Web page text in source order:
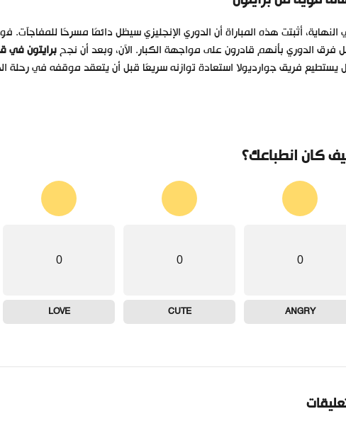
أثبتت هذه المباراة أن الدوري الإنجليزي سيظل دائمًا مسرحًا
فرق الدوري بأنهم قادرون على مواجهة الكبار. الآن، وبعد أن نجحبرايتون في
يستطيع فريق جوارديولا استعادة توازنه سريعًا قبل أن يتعقد موقفه في رحلة
كان انطباعك؟
0
ANGRY
0
CUTE
0
LOVE